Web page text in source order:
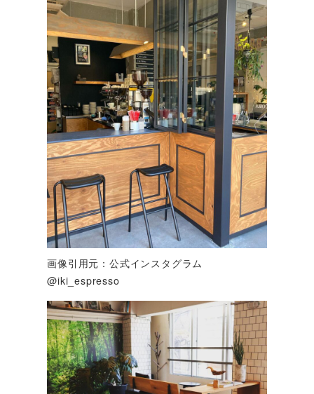
画像引用元：公式インスタグラム
@iki_espresso